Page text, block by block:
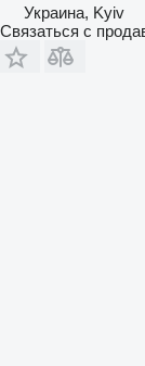
Украина, Kyiv
Связаться с